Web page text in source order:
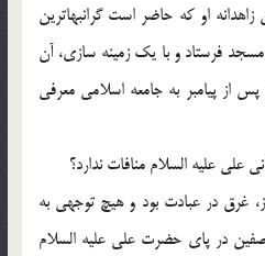
او که حاضر است گرانبهاترین
مسجد فرستاد و با یک زمینه سازی، آن
از پیامبر به جامعه اسلامی معرفی
غرق در عبادت بود و هیچ توجهی به
در پای حضرت علی علیه السلام